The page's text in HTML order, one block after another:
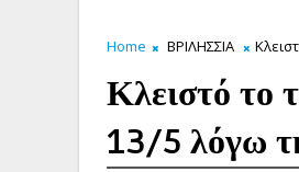
Home ΒΡΙΛΗΣΣΙΑ
Κλειστό το
13/5 λόγω